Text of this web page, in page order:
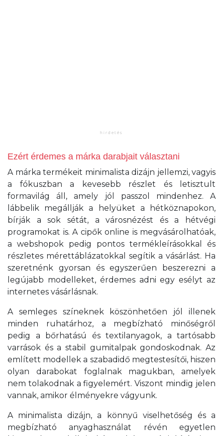
Ezért érdemes a márka darabjait választani
A márka termékeit minimalista dizájn jellemzi, vagyis
a fókuszban a kevesebb részlet és letisztult
formavilág áll, amely jól passzol mindenhez. A
lábbelik megállják a helyüket a hétköznapokon,
bírják a sok sétát, a városnézést és a hétvégi
programokat is. A cipők online is megvásárolhatóak,
a webshopok pedig pontos termékleírásokkal és
részletes mérettáblázatokkal segítik a vásárlást. Ha
szeretnénk gyorsan és egyszerűen beszerezni a
legújabb modelleket, érdemes adni egy esélyt az
internetes vásárlásnak.
A semleges színeknek köszönhetően jól illenek
minden ruhatárhoz, a megbízható minőségről
pedig a bőrhatású és textilanyagok, a tartósabb
varrások és a stabil gumitalpak gondoskodnak. Az
említett modellek a szabadidő megtestesítői, hiszen
olyan darabokat foglalnak magukban, amelyek
nem tolakodnak a figyelemért. Viszont mindig jelen
vannak, amikor élményekre vágyunk.
A minimalista dizájn, a könnyű viselhetőség és a
megbízható anyaghasználat révén egyetlen